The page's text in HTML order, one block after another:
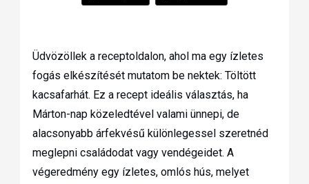
Üdvözöllek a receptoldalon, ahol ma egy ízletes
fogás elkészítését mutatom be nektek: Töltött
kacsafarhát. Ez a recept ideális választás, ha
Márton-nap közeledtével valami ünnepi, de
alacsonyabb árfekvésű különlegessel szeretnéd
meglepni családodat vagy vendégeidet. A
végeredmény egy ízletes, omlós hús, melyet